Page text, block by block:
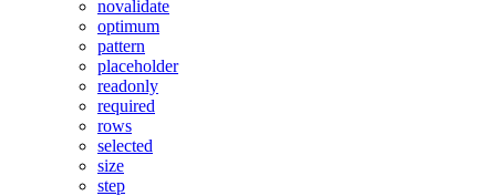
novalidate
optimum
pattern
placeholder
readonly
required
rows
selected
size
step